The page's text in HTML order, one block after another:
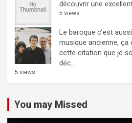
découvrir une
5 views
Le baroque c’est
musique ancienne, ça
cette citation que je
déc...
5 views
You may Missed